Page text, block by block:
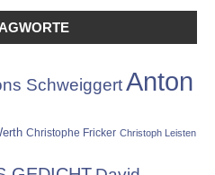
SchweiggertAnton
Christophe Fricker Christoph Leisten